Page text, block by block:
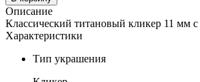
Описание
Классический титановый кликер 11 мм
Характеристики
Тип украшения